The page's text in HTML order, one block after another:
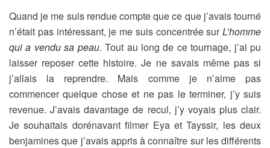
Quand je me suis rendue compte que ce que j’avais tourné
n’était pas intéressant, je me suis concentrée surL’homme
qui a vendu sa peau. Tout au long de ce tournage, j’ai pu
laisser reposer cette histoire. Je ne savais même pas si
j’allais la reprendre. Mais comme je n’aime pas
commencer quelque chose et ne pas le terminer, j’y suis
revenue. J’avais davantage de recul, j’y voyais plus clair.
Je souhaitais dorénavant filmer Eya et Tayssir, les deux
benjamines que j’avais appris à connaître sur les différents